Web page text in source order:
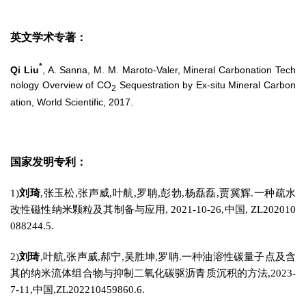
英文学术专著 ：
Qi Liu*
, A. Sanna, M. M. Maroto-Valer, Mineral Carbonation Tech
nology Overview of CO2 Sequestration by Ex-situ Mineral Carbon
ation, World Scientific, 2017.
国家发明专利：
1)刘琦,张玉松,张声威,叶航,罗聃,彭勃,杨磊磊,贾冀辉.一种疏水
改性磁性纳米颗粒及其制备与应用, 2021-10-26,中国, ZL202010
088244.5.
2)刘琦,叶航,张声威,郝宁,吴胜坤,罗聃.一种油溶性碳量子点及含
其的纳米流体组合物与抑制二氧化碳驱沥青质沉积的方法,2023-
7-11,中国,ZL202210459860.6.